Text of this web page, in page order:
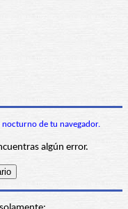
nocturno de tu navegador.
algún error.